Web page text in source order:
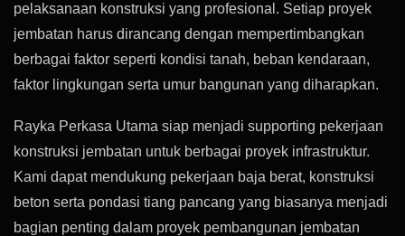
pelaksanaan konstruksi yang profesional. Setiap proyek
jembatan harus dirancang dengan mempertimbangkan
berbagai faktor seperti kondisi tanah, beban kendaraan,
faktor lingkungan serta umur bangunan yang diharapkan.
Rayka Perkasa Utama siap menjadi supporting pekerjaan
konstruksi jembatan untuk berbagai proyek infrastruktur.
Kami dapat mendukung pekerjaan baja berat, konstruksi
beton serta pondasi tiang pancang yang biasanya menjadi
bagian penting dalam proyek pembangunan jembatan